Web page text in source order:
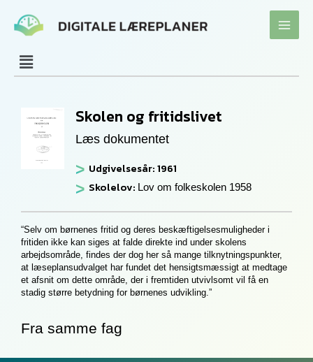
Fra samme fag
Skolen og fritidslivet
Læs dokumentet
Udgivelsesår: 1961
Skolelov: Lov om folkeskolen 1958
“Selv om børnenes fritid og deres beskæftigelsesmuligheder i
fritiden ikke kan siges at falde direkte ind under skolens
arbejdsområde, findes der dog her så mange tilknytningspunkter,
at læseplansudvalget har fundet det hensigtsmæssigt at medtage
et afsnit om dette område, der i fremtiden utvivlsomt vil få en
stadig større betydning for børnenes udvikling.”